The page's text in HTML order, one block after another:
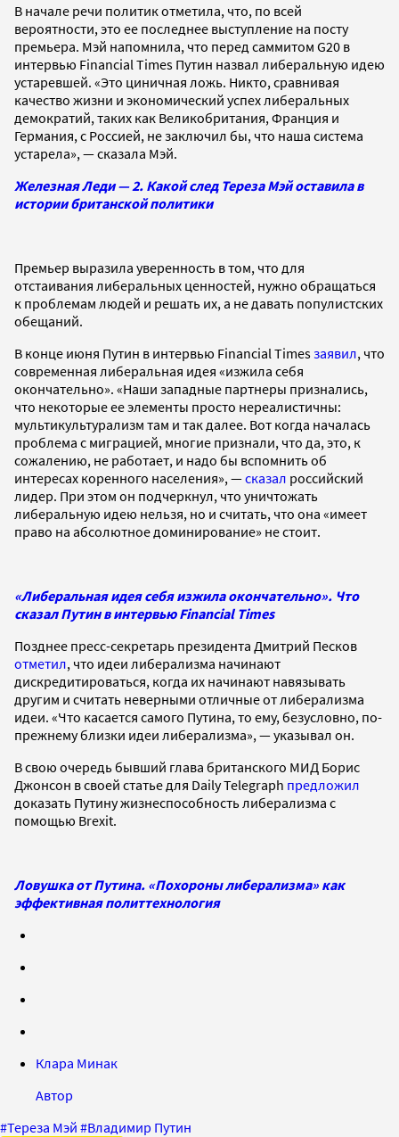
В начале речи политик отметила, что, по всей
вероятности, это ее последнее выступление на посту
премьера. Мэй напомнила, что перед саммитом G20 в
интервью Financial Times Путин назвал либеральную идею
устаревшей. «Это циничная ложь. Никто, сравнивая
качество жизни и экономический успех либеральных
демократий, таких как Великобритания, Франция и
Германия, с Россией, не заключил бы, что наша система
устарела», — сказала Мэй.
Железная Леди — 2. Какой след Тереза Мэй оставила в
истории британской политики
Премьер выразила уверенность в том, что для
отстаивания либеральных ценностей, нужно обращаться
к проблемам людей и решать их, а не давать популистских
обещаний.
В конце июня Путин в интервью Financial Timesзаявил, что
современная либеральная идея «изжила себя
окончательно». «Наши западные партнеры признались,
что некоторые ее элементы просто нереалистичны:
мультикультурализм там и так далее. Вот когда началась
проблема с миграцией, многие признали, что да, это, к
сожалению, не работает, и надо бы вспомнить об
интересах коренного населения», —сказал российский
лидер. При этом он подчеркнул, что уничтожать
либеральную идею нельзя, но и считать, что она «имеет
право на абсолютное доминирование» не стоит.
«Либеральная идея себя изжила окончательно». Что
сказал Путин в интервью Financial Times
Позднее пресс-секретарь президента Дмитрий Песков
отметил, что идеи либерализма начинают
дискредитироваться, когда их начинают навязывать
другим и считать неверными отличные от либерализма
идеи. «Что касается самого Путина, то ему, безусловно, по-
прежнему близки идеи либерализма», — указывал он.
В свою очередь бывший глава британского МИД Борис
Джонсон в своей статье для Daily Telegraph предложил
доказать Путину жизнеспособность либерализма с
помощью Brexit.
Ловушка от Путина. «Похороны либерализма» как
эффективная политтехнология
Клара Минак
Автор
#Тереза Мэй #Владимир Путин